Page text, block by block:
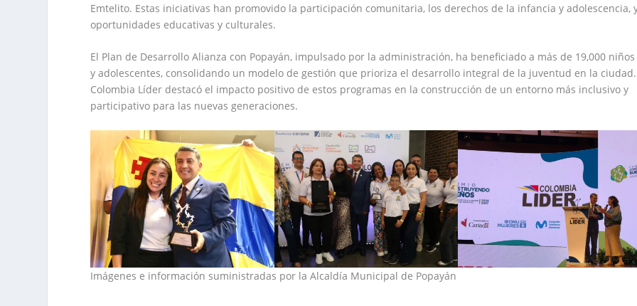
Emtelito. Estas iniciativas han promovido la participación comunitaria, los derechos de la infancia y adolescencia,
oportunidades educativas y culturales.
El Plan de Desarrollo Alianza con Popayán, impulsado por la administración, ha beneficiado a más de 19,000 niños
y adolescentes, consolidando un modelo de gestión que prioriza el desarrollo integral de la juventud en la ciudad.
Colombia Líder destacó el impacto positivo de estos programas en la construcción de un entorno más inclusivo y
participativo para las nuevas generaciones.
Imágenes e información suministradas por la Alcaldía Municipal de Popayán